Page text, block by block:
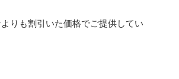
りも割引いた価格でご提供してい